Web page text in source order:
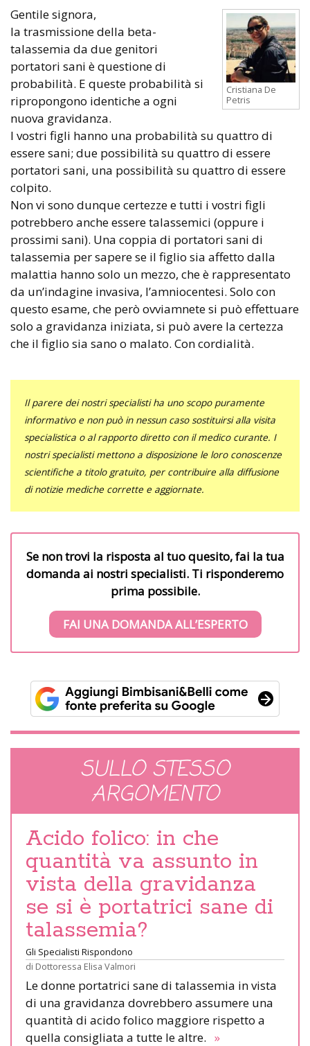
Cristiana De
Petris
Gentile signora,
la trasmissione della beta-
talassemia da due genitori
portatori sani è questione di
probabilità. E queste probabilità si
ripropongono identiche a ogni
nuova gravidanza.
I vostri figli hanno una probabilità su quattro di
essere sani; due possibilità su quattro di essere
portatori sani, una possibilità su quattro di essere
colpito.
Non vi sono dunque certezze e tutti i vostri figli
potrebbero anche essere talassemici (oppure i
prossimi sani). Una coppia di portatori sani di
talassemia per sapere se il figlio sia affetto dalla
malattia hanno solo un mezzo, che è rappresentato
da un’indagine invasiva, l’amniocentesi. Solo con
questo esame, che però ovviamnete si può effettuare
solo a gravidanza iniziata, si può avere la certezza
che il figlio sia sano o malato. Con cordialità.
Il parere dei nostri specialisti ha uno scopo puramente
informativo e non può in nessun caso sostituirsi alla visita
specialistica o al rapporto diretto con il medico curante. I
nostri specialisti mettono a disposizione le loro conoscenze
scientifiche a titolo gratuito, per contribuire alla diffusione
di notizie mediche corrette e aggiornate.
Se non trovi la risposta al tuo quesito, fai la tua
domanda ai nostri specialisti. Ti risponderemo
prima possibile.
FAI UNA DOMANDA ALL’ESPERTO
SULLO STESSO
ARGOMENTO
Acido folico: in che
quantità va assunto in
vista della gravidanza
se si è portatrici sane di
talassemia?
Gli Specialisti Rispondono
di Dottoressa Elisa Valmori
Le donne portatrici sane di talassemia in vista
di una gravidanza dovrebbero assumere una
quantità di acido folico maggiore rispetto a
quella consigliata a tutte le altre. »